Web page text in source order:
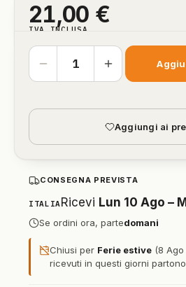
21,00 €
IVA INCLUSA
Aggiungi ai
CONSEGNA PREVISTA
ITALIA Ricevi Lun 10 Ago –
Se ordini ora, partedomani
Chiusi per Ferie estive (8
ricevuti in questi giorni partono